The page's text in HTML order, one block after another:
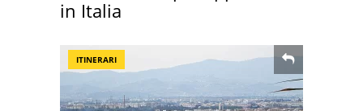
in Italia
ITINERARI